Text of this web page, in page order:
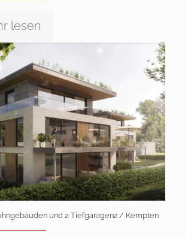
lesen
und 2 Tiefgaragenz / Kempten